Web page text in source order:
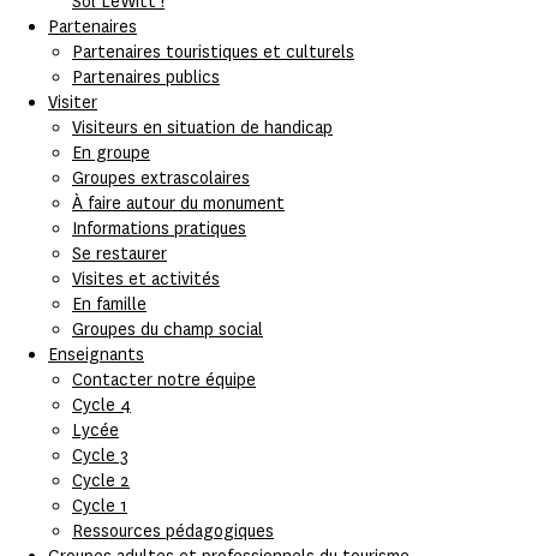
Partenaires
Partenaires touristiques et culturels
Partenaires publics
Visiter
Visiteurs en situation de handicap
En groupe
Groupes extrascolaires
À faire autour du monument
Informations pratiques
Se restaurer
Visites et activités
En famille
Groupes du champ social
Enseignants
Contacter notre équipe
Cycle 4
Lycée
Cycle 3
Cycle 2
Cycle 1
Ressources pédagogiques